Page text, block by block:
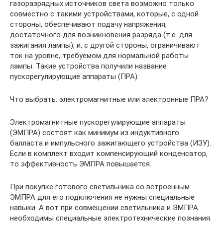
газоразрядных источников света возможно только
совместно с такими устройствами, которые, с одной
стороны, обеспечивают подачу напряжения,
достаточного для возникновения разряда (т.е. для
зажигания лампы), и, с другой стороны, ограничивают
ток на уровне, требуемом для нормальной работы
лампы. Такие устройства получили название
пускорегулирующие аппараты (ПРА).
Что выбрать: электромагнитные или электронные ПРА?
Электромагнитные пускорегулирующие аппараты
(ЭМПРА) состоят как минимум из индуктивного
балласта и импульсного зажигающего устройства (ИЗУ).
Если в комплект входит компенсирующий конденсатор,
то эффективность ЭМПРА повышается.
При покупке готового светильника со встроенным
ЭМПРА для его подключения не нужны специальные
навыки. А вот при совмещении светильника и ЭМПРА
необходимы специальные электротехнические познания.